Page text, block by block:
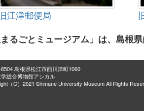
江津郵便局
まるごとミュージアム」は、島根
島根県松江市西川津町1060
総合博物館アシカル
（C）2021 Shimane University Museum All Rights